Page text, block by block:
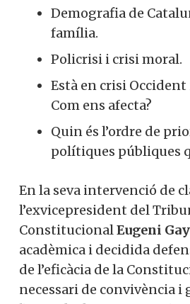
Demografia de
família.
Policrisi i crisi moral.
Està en crisi Occident
Com ens afecta?
Quin és l’ordre de
polítiques públiques
En la seva intervenció de
l’exvicepresident del
ConstitucionalEugeni Gay
acadèmica i decidida
de l’eficàcia de la
necessari de convivència i